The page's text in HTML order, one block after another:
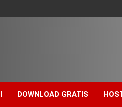
DOWNLOAD GRATIS